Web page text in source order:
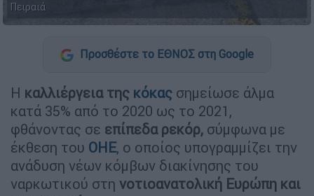
Πειραιά
Προσθέστε το ΕΘΝΟΣ στη Google
Η καλλιέργεια της κόκας σημείωσε άλμα
κατά 35% από το 2020 ως το 2021,
φθάνοντας σε επίπεδα ρεκόρ, σύμφωνα με
έκθεση του ΟΗΕ, ο οποίος υπογραμμίζει την
ανάδυση νέων κόμβων διακίνησης του
ναρκωτικού στη νοτιοανατολική Ευρώπη και